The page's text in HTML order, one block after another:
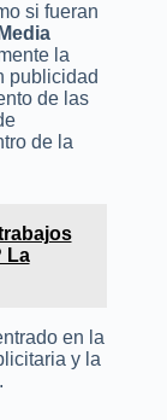
si fueran
Media
la
publicidad
de las
de la
La
en la
y la